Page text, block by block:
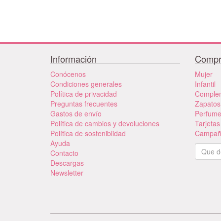
Información
Conócenos
Condiciones generales
Política de privacidad
Preguntas frecuentes
Gastos de envío
Política de cambios y devoluciones
Política de sosteniblidad
Ayuda
Contacto
Descargas
Newsletter
Mujer
Infantil
Perfume